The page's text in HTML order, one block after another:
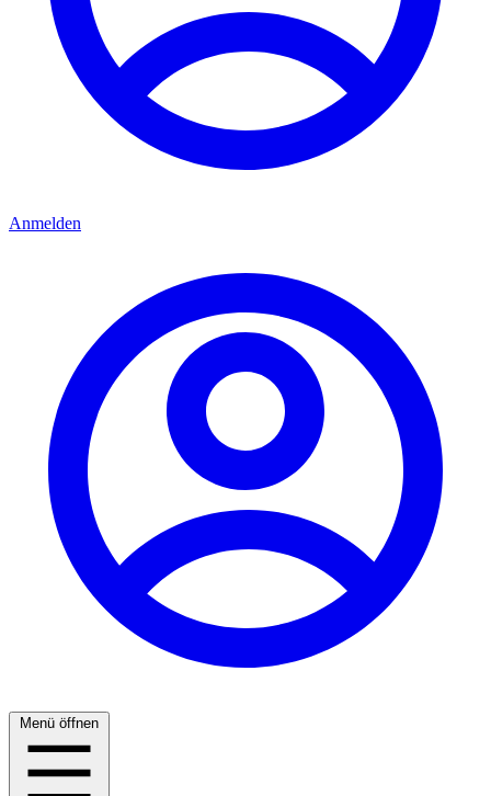
Anmelden
Menü öffnen